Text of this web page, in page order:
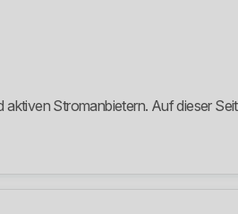
Stromanbietern. Auf dieser